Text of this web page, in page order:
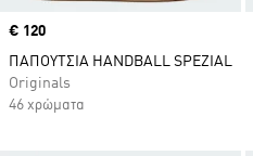
Price
€ 120
ΠΑΠΟΥΤΣΙΑ HANDBALL SPEZIAL
Originals
46 χρώματα